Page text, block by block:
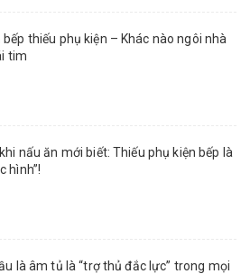
bếp thiếu phụ kiện – Khác nào ngôi nhà
tim
nấu ăn mới biết: Thiếu phụ kiện bếp là
hình”!
là âm tủ là “trợ thủ đắc lực” trong mọi